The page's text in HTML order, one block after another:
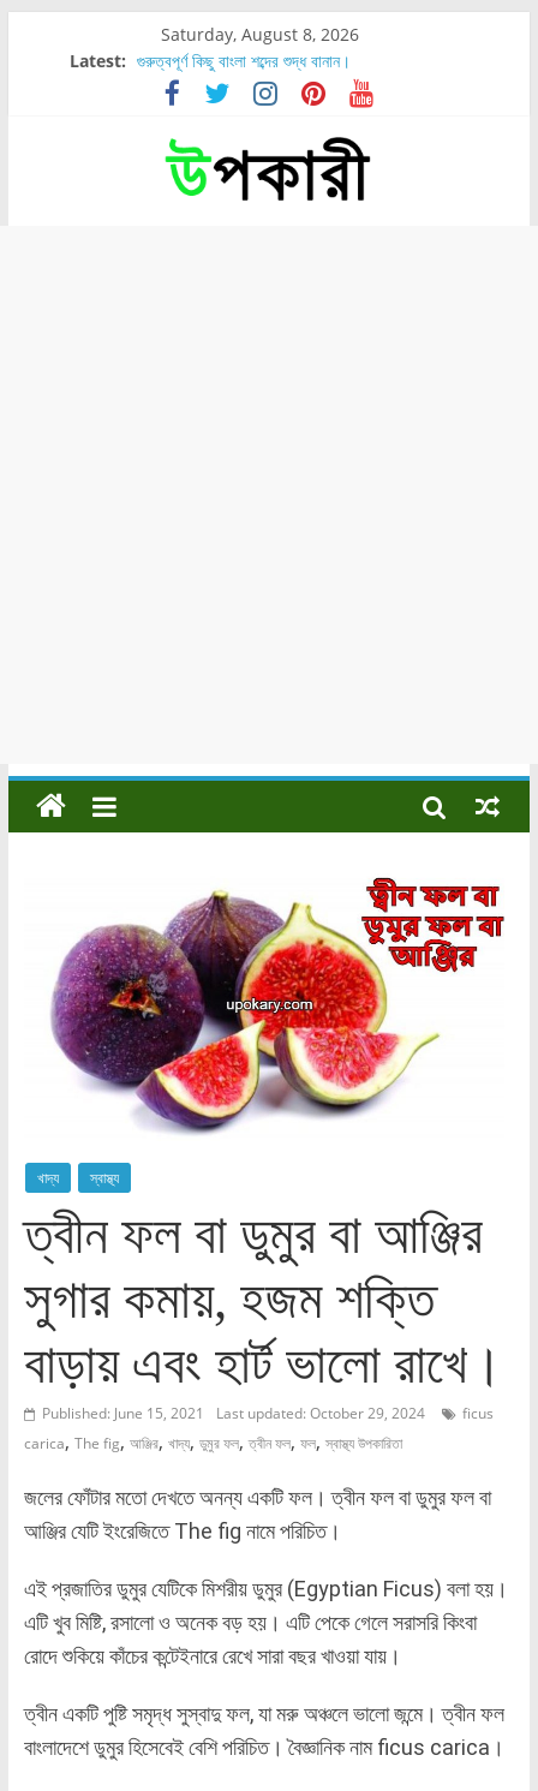
Saturday, August 8, 2026
Latest: গুরুত্বপূর্ণ কিছু বাংলা শব্দের শুদ্ধ বানান।
শরীরের কোন অংশে বেডসোর বেশি হয়?
নাসাল টিউব কতদিন রাখা যায়?
রোগীর পিঠ, কোমর এবং পায়ে বেডসোর দেখা গেলে করণীয় কি?
পার্সিমন ফলের স্বাস্থ্য ও পুষ্টি উপকারিতা।
খাদ্য স্বাস্থ্য
ত্বীন ফল বা ডুমুর বা আঞ্জির
সুগার কমায়, হজম শক্তি
বাড়ায় এবং হার্ট ভালো রাখে।
Published: June 15, 2021 Last updated: October 29, 2024
ficus
carica, The fig, আঞ্জির, খাদ্য, ডুমুর ফল,ত্বীন ফল, ফল, স্বাস্থ্য উপকারিতা
জলের ফোঁটার মতো দেখতে অনন্য একটি ফল। ত্বীন ফল বা ডুমুর ফল বা
আঞ্জির যেটি ইংরেজিতে The fig নামে পরিচিত।
এই প্রজাতির ডুমুর যেটিকে মিশরীয় ডুমুর (Egyptian Ficus) বলা হয়।
এটি খুব মিষ্টি, রসালো ও অনেক বড় হয়। এটি পেকে গেলে সরাসরি কিংবা
রোদে শুকিয়ে কাঁচের কন্টেইনারে রেখে সারা বছর খাওয়া যায়।
ত্বীন একটি পুষ্টি সমৃদ্ধ সুস্বাদু ফল, যা মরু অঞ্চলে ভালো জন্মে। ত্বীন ফল
বাংলাদেশে ডুমুর হিসেবেই বেশি পরিচিত। বৈজ্ঞানিক নাম ficus carica।